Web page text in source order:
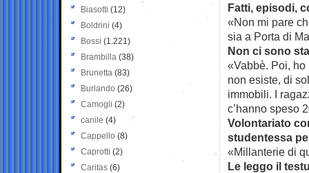
Fatti, episodi,
«Non mi pare
sia a Porta di
Non ci sono
«Vabbè. Poi,
non esiste, di
immobili. I
c’hanno speso
Volontariato
studentessa
«Millanterie di
Le leggo il
Biasotti (12)
Boldrini (4)
Bossi (1.221)
Brambilla (38)
Brunetta (83)
Burlando (26)
Camogli (2)
canile (4)
Cappello (8)
Caprotti (2)
Caritas (6)